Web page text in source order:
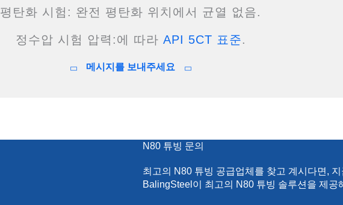
평탄화 시험: 완전 평탄화 위치에서 균열 없음.
정수압 시험 압력:에 따라 API 5CT 표준.
메시지를 보내주세요
N80 튜빙 문의
최고의 N80 튜빙 공급업체를 찾고 계시다면,
BalingSteel이 최고의 N80 튜빙 솔루션을 제공